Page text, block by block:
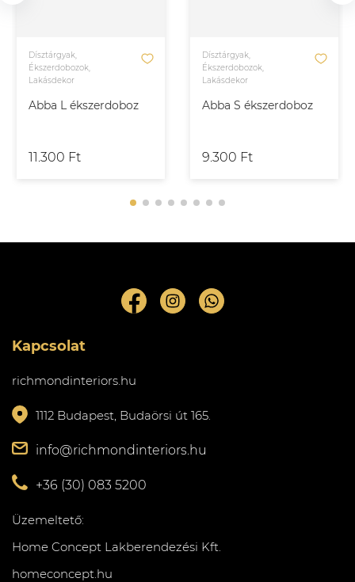
Abba L ékszerdoboz
Dísztárgyak,
Ékszerdobozok,
Lakásdekor
11.300 Ft
Abba S ékszerdoboz
Dísztárgyak,
Ékszerdobozok,
Lakásdekor
9.300 Ft
Kapcsolat
richmondinteriors.hu
1112 Budapest, Budaörsi út 165.
info@richmondinteriors.hu
+36 (30) 083 5200
Üzemeltető:
Home Concept Lakberendezési Kft.
homeconcept.hu